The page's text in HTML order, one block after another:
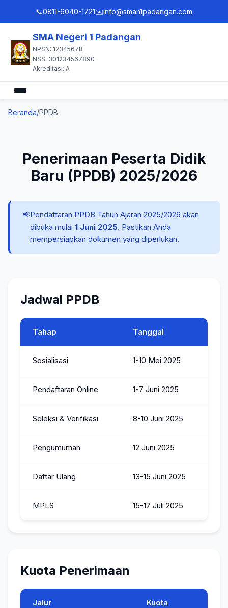
📞0811-6040-1721✉️info@sman1padangan.com
SMA Negeri 1 Padangan
NPSN: 12345678
NSS: 301234567890
Akreditasi: A
Beranda
Akademik
Kesiswaan
Guru & Tendik
Layanan
Galeri
Kontak
Beranda PPDB
Penerimaan Peserta Didik
Baru (PPDB) 2025/2026
📢Pendaftaran PPDB Tahun Ajaran 2025/2026 akan
dibuka mulai 1 Juni 2025. Pastikan Anda
mempersiapkan dokumen yang diperlukan.
Jadwal PPDB
Tahap Tanggal
Sosialisasi 1-10 Mei 2025
Pendaftaran Online 1-7 Juni 2025
Seleksi & Verifikasi 8-10 Juni 2025
Pengumuman 12 Juni 2025
Daftar Ulang 13-15 Juni 2025
MPLS 15-17 Juli 2025
Kuota Penerimaan
Jalur Kuota